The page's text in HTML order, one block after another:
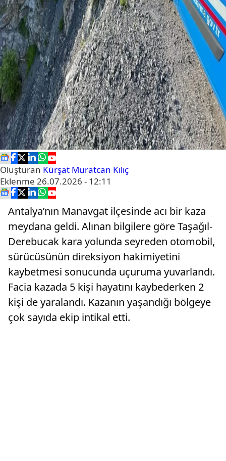
Oluşturan Kürşat Muratcan Kılıç
Eklenme 26.07.2026 - 12:11
Antalya’nın Manavgat ilçesinde acı bir kaza
meydana geldi. Alınan bilgilere göre Taşağıl-
Derebucak kara yolunda seyreden otomobil,
sürücüsünün direksiyon hakimiyetini
kaybetmesi sonucunda uçuruma yuvarlandı.
Facia kazada 5 kişi hayatını kaybederken 2
kişi de yaralandı. Kazanın yaşandığı bölgeye
çok sayıda ekip intikal etti.